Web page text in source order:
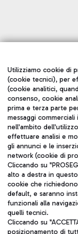
Utilizziamo cookie di
(cookie tecnici), per
(cookie analitici,
consenso, cookie
prima e terza parte
messaggi
nell'ambito
effettuare analisi e
gli annunci e le
network (cookie di
Cliccando su
alto a destra in
cookie che
default, e saranno
funzionali alla
quelli tecnici.
Cliccando su
posizionamento di